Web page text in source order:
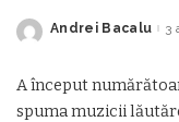
la Brezoi
Posted
Andrei Bacalu 3
A început
spuma muzicii